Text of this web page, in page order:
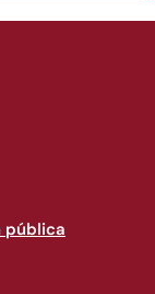
pública